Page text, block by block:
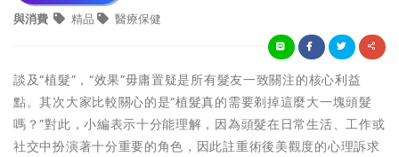
與消費 精品 醫療保健
談及“植髮”，“效果”毋庸置疑是所有髮友一致關注的核心利益
點。其次大家比較關心的是“植髮真的需要剃掉這麼大一塊頭髮
嗎？”對此，小編表示十分能理解，因為頭髮在日常生活、工作或
社交中扮演著十分重要的角色，因此註重術後美觀度的心理訴求